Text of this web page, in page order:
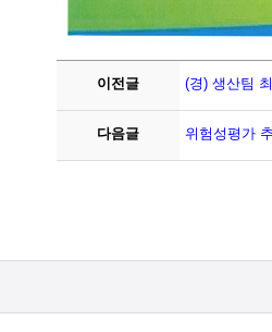
이전글 (경) 생산팀
다음글 위험성평가